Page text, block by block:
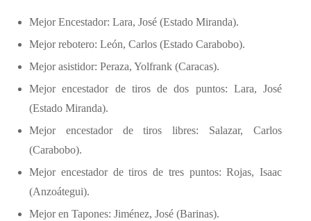
Mejor Encestador: Lara, José (Estado Miranda).
Mejor rebotero: León, Carlos (Estado Carabobo).
Mejor asistidor: Peraza, Yolfrank (Caracas).
Mejor encestador de tiros de dos puntos: Lara, José
(Estado Miranda).
Mejor encestador de tiros libres: Salazar, Carlos
(Carabobo).
Mejor encestador de tiros de tres puntos: Rojas, Isaac
(Anzoátegui).
Mejor en Tapones: Jiménez, José (Barinas).